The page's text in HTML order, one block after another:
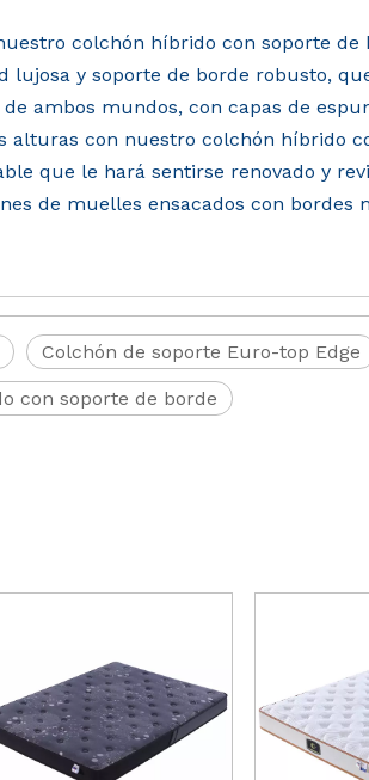
colchón híbrido con soporte de
y soporte de borde robusto,
ambos mundos, con capas de
alturas con nuestro colchón híbrido
que le hará sentirse renovado y
de muelles ensacados con bordes
Colchón de soporte Euro-top Edge
con soporte de borde